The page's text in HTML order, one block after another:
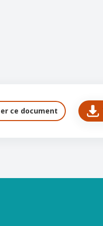
ce document